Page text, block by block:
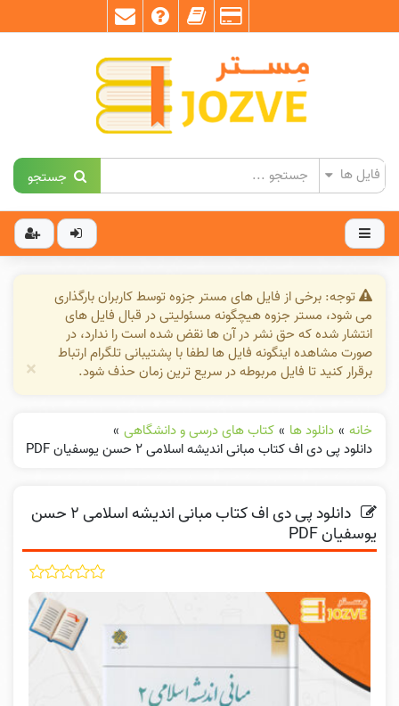
جستجو
توجه: برخی از فایل های مستر جزوه توسط کاربران بارگذاری
می شود، مستر جزوه هیچگونه مسئولیتی در قبال فایل های
انتشار شده که حق نشر در آن ها نقض شده است را ندارد، در
صورت مشاهده اینگونه فایل ها لطفا با پشتیبانی تلگرام ارتباط
برقرار کنید تا فایل مربوطه در سریع ترین زمان حذف شود.
×
خانه » دانلود ها » کتاب های درسی و دانشگاهی »
دانلود پی دی اف کتاب مبانی اندیشه اسلامی ۲ حسن یوسفیان PDF
دانلود پی دی اف کتاب مبانی اندیشه اسلامی ۲ حسن
یوسفیان PDF